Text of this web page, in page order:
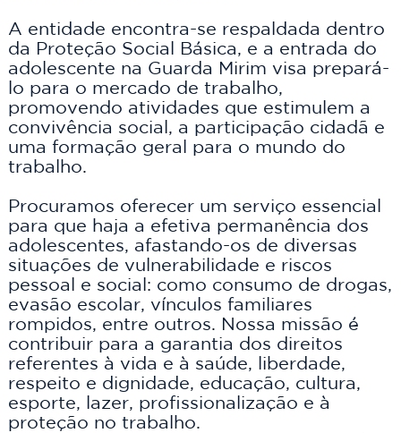
A entidade encontra-se respaldada dentro
da Proteção Social Básica, e a entrada do
adolescente na Guarda Mirim visa prepará-
lo para o mercado de trabalho,
promovendo atividades que estimulem a
convivência social, a participação cidadã e
uma formação geral para o mundo do
trabalho.
Procuramos oferecer um serviço essencial
para que haja a efetiva permanência dos
adolescentes, afastando-os de diversas
situações de vulnerabilidade e riscos
pessoal e social: como consumo de drogas,
evasão escolar, vínculos familiares
rompidos, entre outros. Nossa missão é
contribuir para a garantia dos direitos
referentes à vida e à saúde, liberdade,
respeito e dignidade, educação, cultura,
esporte, lazer, profissionalização e à
proteção no trabalho.